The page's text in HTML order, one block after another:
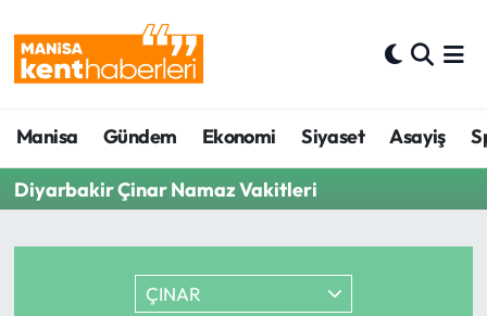
Manisa Gündem Ekonomi Siyaset Asayiş
Diyarbakir Çinar Namaz Vakitleri
ÇINAR
Ahmetli Hava Durumu
Ahmetli Trafik Yoğunluk Haritası
Süper Lig Puan Durumu ve Fikstür
Tüm Manşetler
Son Dakika Haberleri